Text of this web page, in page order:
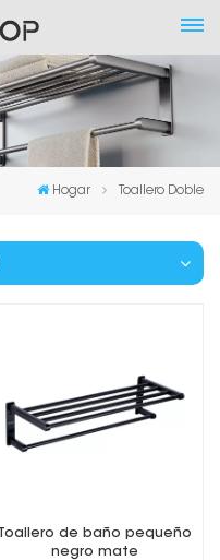
Hogar Toallero Doble
de baño pequeño
negro mate